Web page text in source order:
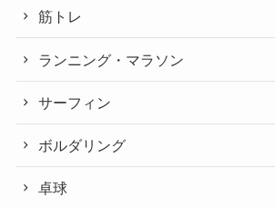
筋トレ
ランニング・マラソン
サーフィン
ボルダリング
卓球